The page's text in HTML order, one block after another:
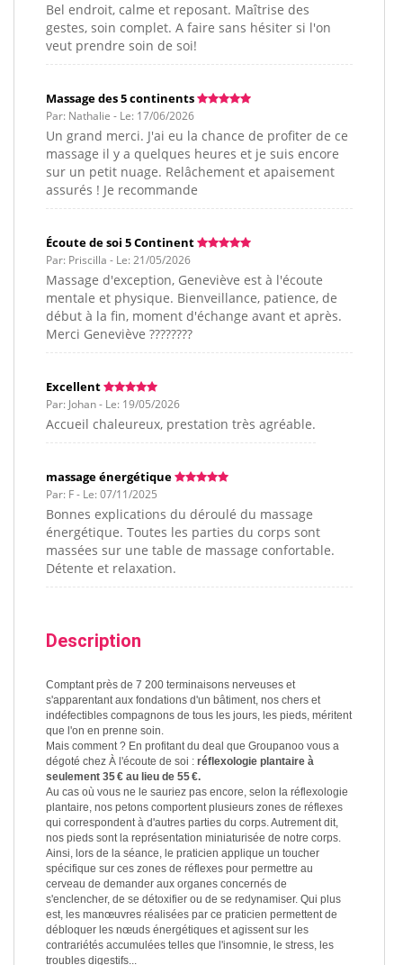
Bel endroit, calme et reposant. Maîtrise des
gestes, soin complet. A faire sans hésiter si l'on
veut prendre soin de soi!
Massage des 5 continents
Par: Nathalie - Le: 17/06/2026
Un grand merci. J'ai eu la chance de profiter de ce
massage il y a quelques heures et je suis encore
sur un petit nuage. Relâchement et apaisement
assurés ! Je recommande
Écoute de soi 5 Continent
Par: Priscilla - Le: 21/05/2026
Massage d'exception, Geneviève est à l'écoute
mentale et physique. Bienveillance, patience, de
début à la fin, moment d'échange avant et après.
Merci Geneviève ????????
Excellent
Par: Johan - Le: 19/05/2026
Accueil chaleureux, prestation très agréable.
massage énergétique
Par: F - Le: 07/11/2025
Bonnes explications du déroulé du massage
énergétique. Toutes les parties du corps sont
massées sur une table de massage confortable.
Détente et relaxation.
Description
Comptant près de 7 200 terminaisons nerveuses et
s'apparentant aux fondations d'un bâtiment, nos chers et
indéfectibles compagnons de tous les jours, les pieds, méritent
que l'on en prenne soin.
Mais comment ? En profitant du deal que Groupanoo vous a
dégoté chez À l'écoute de soi : réflexologie plantaire à
seulement 35 € au lieu de 55 €.
Au cas où vous ne le sauriez pas encore, selon la réflexologie
plantaire, nos petons comportent plusieurs zones de réflexes
qui correspondent à d'autres parties du corps. Autrement dit,
nos pieds sont la représentation miniaturisée de notre corps.
Ainsi, lors de la séance, le praticien applique un toucher
spécifique sur ces zones de réflexes pour permettre au
cerveau de demander aux organes concernés de
s'enclencher, de se détoxifier ou de se redynamiser. Qui plus
est, les manœuvres réalisées par ce praticien permettent de
débloquer les nœuds énergétiques et agissent sur les
contrariétés accumulées telles que l'insomnie, le stress, les
troubles digestifs...